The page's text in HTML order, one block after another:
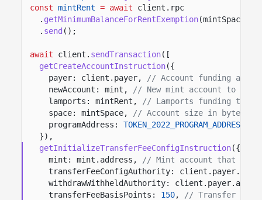
const mintRent = await
client.rpc
. getMinimumBalanceForRentExemption(mintSpace)
. send ();
await client. sendTransaction([
getCreateAccountInstruction({
payer: client.payer,
// Account funding
newAccount: mint,
// New mint account to
lamports: mintRent,
// Lamports funding the
space: mintSpace,
// Account size in bytes
programAddress:
TOKEN_2022_PROGRAM_ADDRESS
}),
getInitializeTransferFeeConfigInstruction({
mint: mint.address,
// Mint account that
transferFeeConfigAuthority:
withdrawWithheldAuthority:
transferFeeBasisPoints:
150,
// Transfer fee